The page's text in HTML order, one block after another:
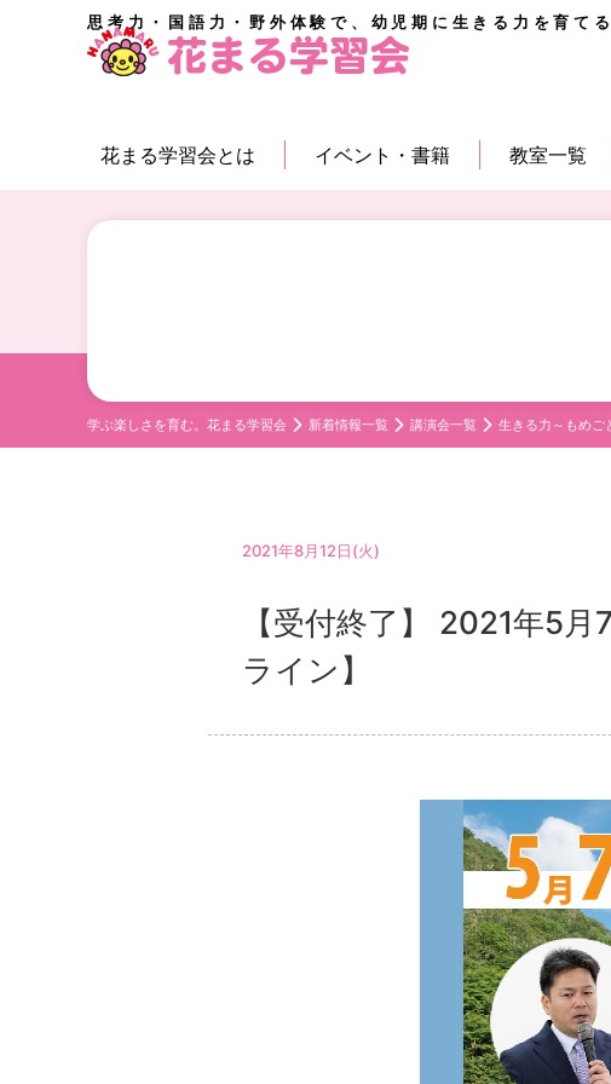
思考力・国語力・野外体験で、幼児期に生きる力を育てる
花まる学習会とは イベント・書籍 教室一覧
学ぶ楽しさを育む。花まる学習会 新着情報一覧 講演会一覧 生きる力～もめご
2021年8月12日(火)
【受付終了】 2021年5
ライン】